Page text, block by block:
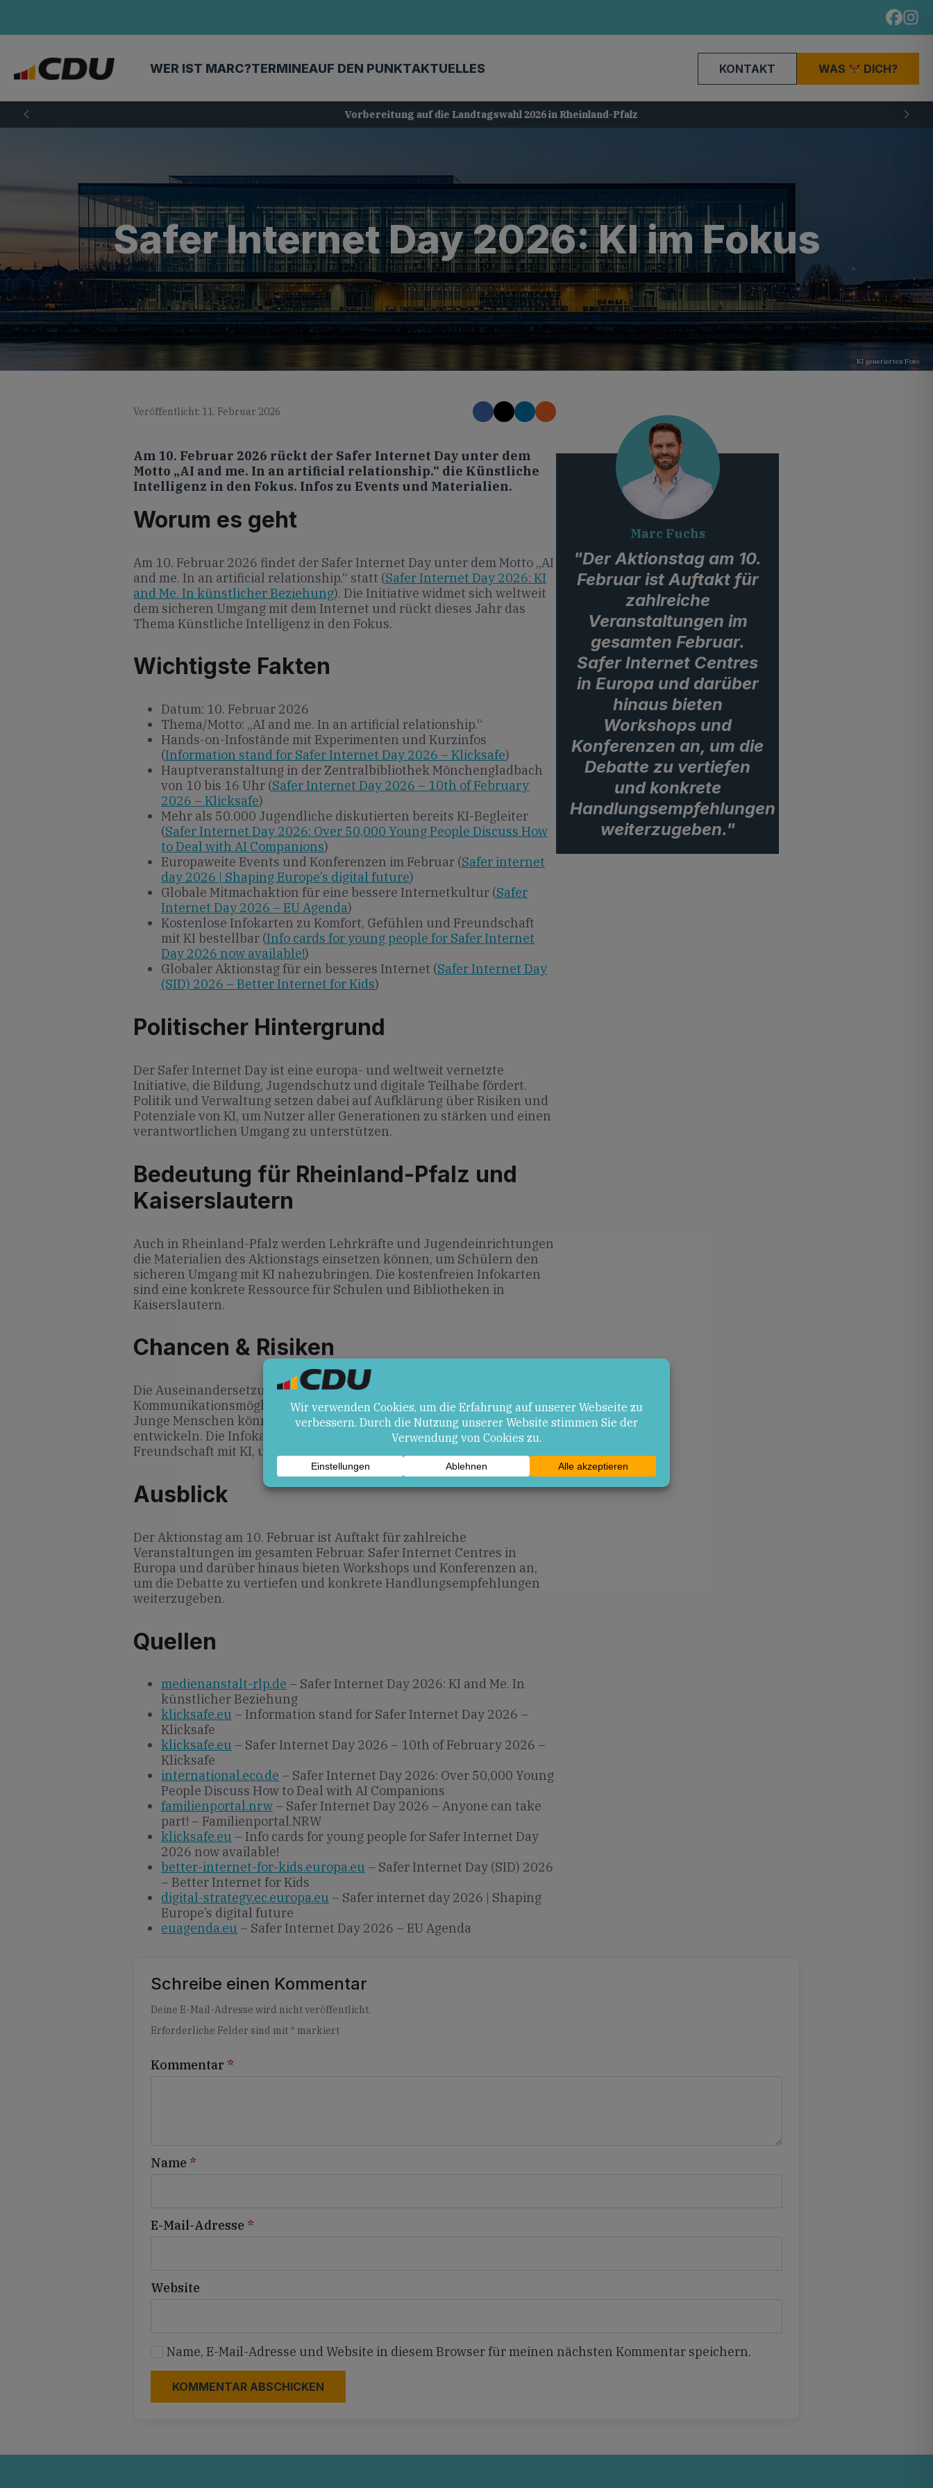
WER IST MARC?TERMINEAUF DEN PUNKTAKTUELLES KONTAKT WAS DICH?
Vorbereitung auf die Landtagswahl 2026 in Rheinland-Pfalz
Safer Internet Day 2026: KI im Fokus
KI generiertes Foto
Veröffentlicht: 11. Februar 2026
Am 10. Februar 2026 rückt der Safer Internet Day unter dem
Motto „AI and me. In an artificial relationship.“ die Künstliche
Intelligenz in den Fokus. Infos zu Events und Materialien.
Worum es geht
Am 10. Februar 2026 findet der Safer Internet Day unter dem Motto „AI
and me. In an artificial relationship.“ statt (Safer Internet Day 2026: KI
and Me. In künstlicher Beziehung). Die Initiative widmet sich weltweit
dem sicheren Umgang mit dem Internet und rückt dieses Jahr das
Thema Künstliche Intelligenz in den Fokus.
Wichtigste Fakten
Datum: 10. Februar 2026
Thema/Motto: „AI and me. In an artificial relationship.“
Hands-on-Infostände mit Experimenten und Kurzinfos
(Information stand for Safer Internet Day 2026 – Klicksafe)
Hauptveranstaltung in der Zentralbibliothek Mönchengladbach
von 10 bis 16 Uhr (Safer Internet Day 2026 – 10th of February
2026 – Klicksafe)
Mehr als 50.000 Jugendliche diskutierten bereits KI-Begleiter
(Safer Internet Day 2026: Over 50,000 Young People Discuss How
to Deal with AI Companions)
Europaweite Events und Konferenzen im Februar (Safer internet
day 2026 | Shaping Europe’s digital future)
Globale Mitmachaktion für eine bessere Internetkultur (Safer
Internet Day 2026 – EU Agenda)
Kostenlose Infokarten zu Komfort, Gefühlen und Freundschaft
mit KI bestellbar (Info cards for young people for Safer Internet
Day 2026 now available!)
Globaler Aktionstag für ein besseres Internet (Safer Internet Day
(SID) 2026 – Better Internet for Kids)
Politischer Hintergrund
Der Safer Internet Day ist eine europa- und weltweit vernetzte
Initiative, die Bildung, Jugendschutz und digitale Teilhabe fördert.
Politik und Verwaltung setzen dabei auf Aufklärung über Risiken und
Potenziale von KI, um Nutzer aller Generationen zu stärken und einen
verantwortlichen Umgang zu unterstützen.
Bedeutung für Rheinland-Pfalz und
Kaiserslautern
Auch in Rheinland-Pfalz werden Lehrkräfte und Jugendeinrichtungen
die Materialien des Aktionstags einsetzen können, um Schülern den
sicheren Umgang mit KI nahezubringen. Die kostenfreien Infokarten
sind eine konkrete Ressource für Schulen und Bibliotheken in
Kaiserslautern.
Chancen & Risiken
Die Auseinandersetzung mit KI eröffnet neue Lern- und
Kommunikationsmöglichkeiten, birgt aber auch Herausforderungen:
Junge Menschen können ein emotionales Verhältnis zu Algorithmen
entwickeln. Die Infokarten thematisieren Komfort, Gefühle und
Freundschaft mit KI, um die Reflexion zu fördern.
Ausblick
Der Aktionstag am 10. Februar ist Auftakt für zahlreiche
Veranstaltungen im gesamten Februar. Safer Internet Centres in
Europa und darüber hinaus bieten Workshops und Konferenzen an,
um die Debatte zu vertiefen und konkrete Handlungsempfehlungen
weiterzugeben.
Quellen
medienanstalt-rlp.de – Safer Internet Day 2026: KI and Me. In
künstlicher Beziehung
klicksafe.eu – Information stand for Safer Internet Day 2026 –
Klicksafe
klicksafe.eu – Safer Internet Day 2026 – 10th of February 2026 –
Klicksafe
international.eco.de – Safer Internet Day 2026: Over 50,000 Young
People Discuss How to Deal with AI Companions
familienportal.nrw – Safer Internet Day 2026 – Anyone can take
part! – Familienportal.NRW
klicksafe.eu – Info cards for young people for Safer Internet Day
2026 now available!
better-internet-for-kids.europa.eu – Safer Internet Day (SID) 2026
– Better Internet for Kids
digital-strategy.ec.europa.eu – Safer internet day 2026 | Shaping
Europe’s digital future
euagenda.eu – Safer Internet Day 2026 – EU Agenda
Marc Fuchs
"Der Aktionstag am 10.
Februar ist Auftakt für
zahlreiche
Veranstaltungen im
gesamten Februar.
Safer Internet Centres
in Europa und darüber
hinaus bieten
Workshops und
Konferenzen an, um die
Debatte zu vertiefen
und konkrete
Handlungsempfehlungen
weiterzugeben."
Schreibe einen Kommentar
Deine E-Mail-Adresse wird nicht veröffentlicht.
Erforderliche Felder sind mit * markiert
Kommentar *
Name *
E-Mail-Adresse *
Website
Name, E-Mail-Adresse und Website in diesem Browser für meinen nächsten Kommentar speichern.
Alternative: